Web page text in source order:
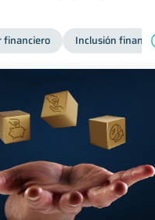
financiero Inclusión